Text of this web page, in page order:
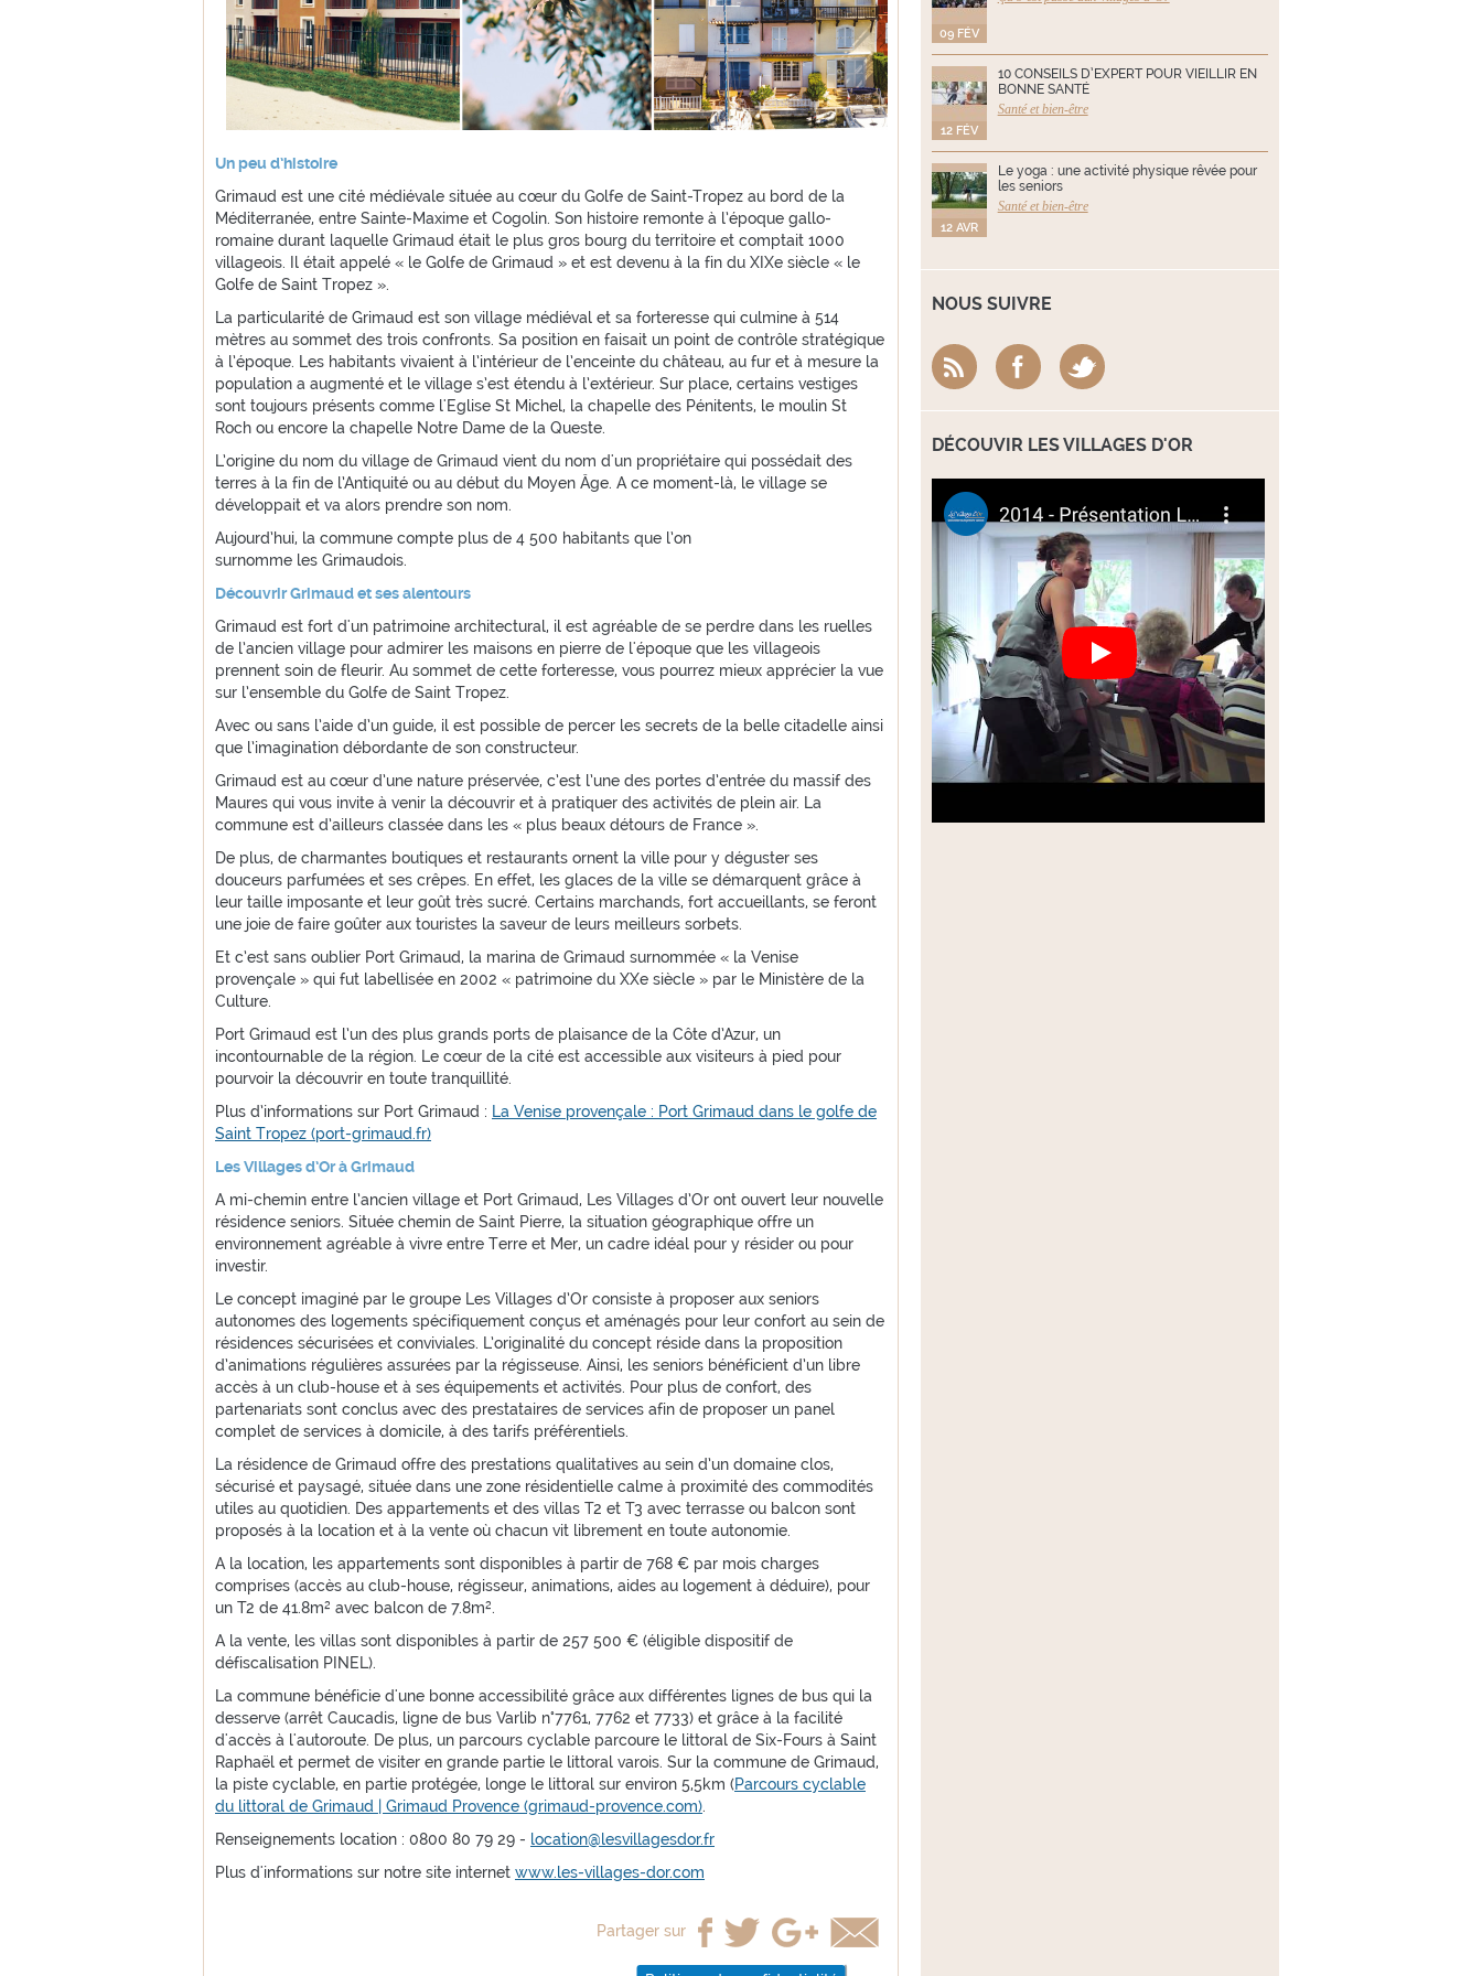
Un peu d’histoire
Grimaud est une cité médiévale située au cœur du Golfe de Saint-Tropez au bord de la
Méditerranée, entre Sainte-Maxime et Cogolin. Son histoire remonte à l’époque gallo-
romaine durant laquelle Grimaud était le plus gros bourg du territoire et comptait 1000
villageois. Il était appelé « le Golfe de Grimaud » et est devenu à la fin du XIXe siècle « le
Golfe de Saint Tropez ».
La particularité de Grimaud est son village médiéval et sa forteresse qui culmine à 514
mètres au sommet des trois confronts. Sa position en faisait un point de contrôle stratégique
à l’époque. Les habitants vivaient à l’intérieur de l’enceinte du château, au fur et à mesure la
population a augmenté et le village s’est étendu à l’extérieur. Sur place, certains vestiges
sont toujours présents comme l'Eglise St Michel, la chapelle des Pénitents, le moulin St
Roch ou encore la chapelle Notre Dame de la Queste.
L’origine du nom du village de Grimaud vient du nom d'un propriétaire qui possédait des
terres à la fin de l’Antiquité ou au début du Moyen Âge. A ce moment-là, le village se
développait et va alors prendre son nom.
Aujourd’hui, la commune compte plus de 4 500 habitants que l’on
surnomme les Grimaudois.
Découvrir Grimaud et ses alentours
Grimaud est fort d'un patrimoine architectural, il est agréable de se perdre dans les ruelles
de l’ancien village pour admirer les maisons en pierre de l'époque que les villageois
prennent soin de fleurir. Au sommet de cette forteresse, vous pourrez mieux apprécier la vue
sur l’ensemble du Golfe de Saint Tropez.
Avec ou sans l’aide d’un guide, il est possible de percer les secrets de la belle citadelle ainsi
que l’imagination débordante de son constructeur.
Grimaud est au cœur d’une nature préservée, c’est l’une des portes d’entrée du massif des
Maures qui vous invite à venir la découvrir et à pratiquer des activités de plein air. La
commune est d’ailleurs classée dans les « plus beaux détours de France ».
De plus, de charmantes boutiques et restaurants ornent la ville pour y déguster ses
douceurs parfumées et ses crêpes. En effet, les glaces de la ville se démarquent grâce à
leur taille imposante et leur goût très sucré. Certains marchands, fort accueillants, se feront
une joie de faire goûter aux touristes la saveur de leurs meilleurs sorbets.
Et c’est sans oublier Port Grimaud, la marina de Grimaud surnommée « la Venise
provençale » qui fut labellisée en 2002 « patrimoine du XXe siècle » par le Ministère de la
Culture.
Port Grimaud est l’un des plus grands ports de plaisance de la Côte d’Azur, un
incontournable de la région. Le cœur de la cité est accessible aux visiteurs à pied pour
pourvoir la découvrir en toute tranquillité.
Plus d’informations sur Port Grimaud : La Venise provençale : Port Grimaud dans le golfe de
Saint Tropez (port-grimaud.fr)
Les Villages d’Or à Grimaud
A mi-chemin entre l’ancien village et Port Grimaud, Les Villages d’Or ont ouvert leur nouvelle
résidence seniors. Située chemin de Saint Pierre, la situation géographique offre un
environnement agréable à vivre entre Terre et Mer, un cadre idéal pour y résider ou pour
investir.
Le concept imaginé par le groupe Les Villages d’Or consiste à proposer aux seniors
autonomes des logements spécifiquement conçus et aménagés pour leur confort au sein de
résidences sécurisées et conviviales. L’originalité du concept réside dans la proposition
d’animations régulières assurées par la régisseuse. Ainsi, les seniors bénéficient d’un libre
accès à un club-house et à ses équipements et activités. Pour plus de confort, des
partenariats sont conclus avec des prestataires de services afin de proposer un panel
complet de services à domicile, à des tarifs préférentiels.
La résidence de Grimaud offre des prestations qualitatives au sein d’un domaine clos,
sécurisé et paysagé, située dans une zone résidentielle calme à proximité des commodités
utiles au quotidien. Des appartements et des villas T2 et T3 avec terrasse ou balcon sont
proposés à la location et à la vente où chacun vit librement en toute autonomie.
A la location, les appartements sont disponibles à partir de 768 € par mois charges
comprises (accès au club-house, régisseur, animations, aides au logement à déduire), pour
un T2 de 41.8m² avec balcon de 7.8m².
A la vente, les villas sont disponibles à partir de 257 500 € (éligible dispositif de
défiscalisation PINEL).
La commune bénéficie d'une bonne accessibilité grâce aux différentes lignes de bus qui la
desserve (arrêt Caucadis, ligne de bus Varlib n°7761, 7762 et 7733) et grâce à la facilité
d'accès à l'autoroute. De plus, un parcours cyclable parcoure le littoral de Six-Fours à Saint
Raphaël et permet de visiter en grande partie le littoral varois. Sur la commune de Grimaud,
la piste cyclable, en partie protégée, longe le littoral sur environ 5,5km (Parcours cyclable
du littoral de Grimaud | Grimaud Provence (grimaud-provence.com).
Renseignements location : 0800 80 79 29 - location@lesvillagesdor.fr
Plus d'informations sur notre site internet www.les-villages-dor.com
Partager sur
09 FÉV
12 FÉV
10 CONSEILS D’EXPERT POUR VIEILLIR EN
BONNE SANTÉ
Santé et bien-être
12 AVR
Le yoga : une activité physique rêvée pour
les seniors
Santé et bien-être
NOUS SUIVRE
DÉCOUVIR LES VILLAGES D'OR